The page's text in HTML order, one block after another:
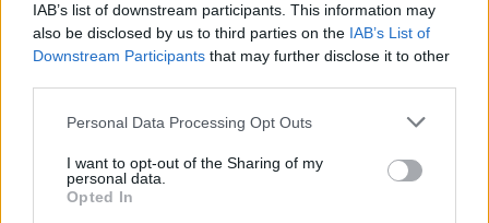
IAB’s list of downstream participants. This information may
also be disclosed by us to third parties on the IAB’s List of
Downstream Participants that may further disclose it to other
Please note that this website/app uses one or more Google
not limited to your visit or usage behaviour. You may click to
grant or deny consent to Google and its third-party tags to
use your data for below specified purposes in below Google
Personal Data Processing Opt Outs
I want to opt-out of the Sharing of my
personal data.
Opted In
Αν τα χάσατε